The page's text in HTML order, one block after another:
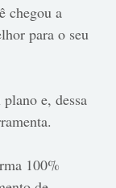
chegou a
para o seu
e, dessa
100%